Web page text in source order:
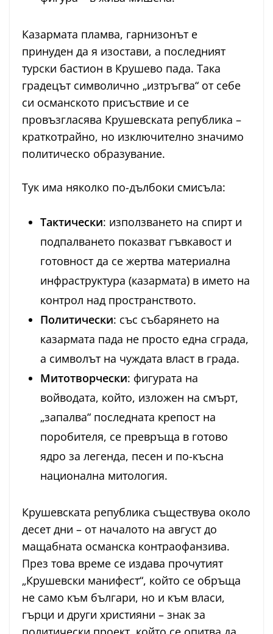
Казармата пламва, гарнизонът е
принуден да я изостави, а последният
турски бастион в Крушево пада. Така
градецът символично „изтръгва“ от себе
си османското присъствие и се
провъзгласява Крушевската република –
краткотрайно, но изключително значимо
политическо образувание.
Тук има няколко по-дълбоки смисъла:
Тактически: използването на спирт и
подпалването показват гъвкавост и
готовност да се жертва материална
инфраструктура (казармата) в името на
контрол над пространството.
Политически: със събарянето на
казармата пада не просто една сграда,
а символът на чуждата власт в града.
Митотворчески: фигурата на
войводата, който, изложен на смърт,
„запалва“ последната крепост на
поробителя, се превръща в готово
ядро за легенда, песен и по-късна
национална митология.
Крушевската република съществува около
десет дни – от началото на август до
мащабната османска контраофанзива.
През това време се издава прочутият
„Крушевски манифест“, който се обръща
не само към българи, но и към власи,
гърци и други християни – знак за